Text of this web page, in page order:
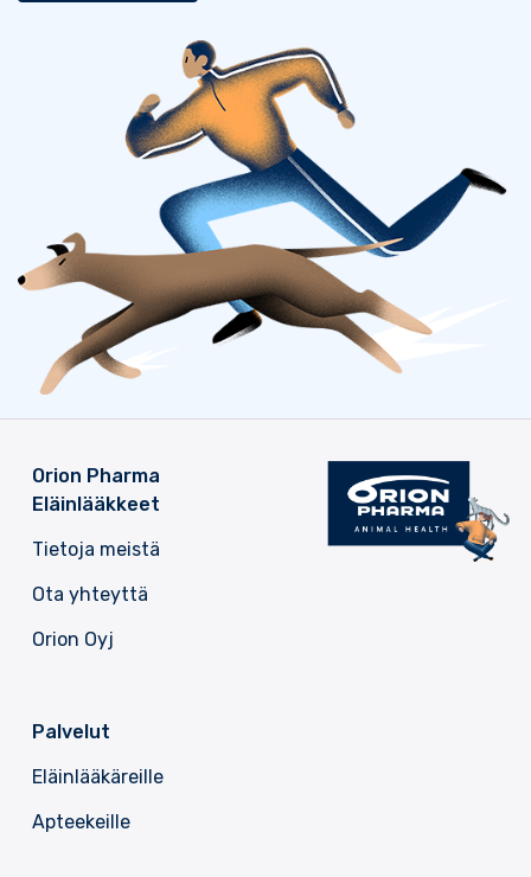
Orion Pharma
Eläinlääkkeet
Tietoja meistä
Ota yhteyttä
Orion Oyj
Palvelut
Eläinlääkäreille
Apteekeille